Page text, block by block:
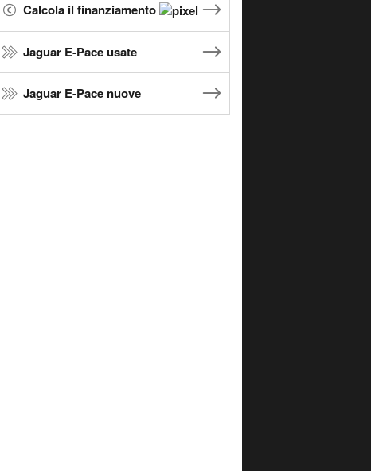
Calcola il finanziamento
Jaguar E-Pace usate
Jaguar E-Pace nuove